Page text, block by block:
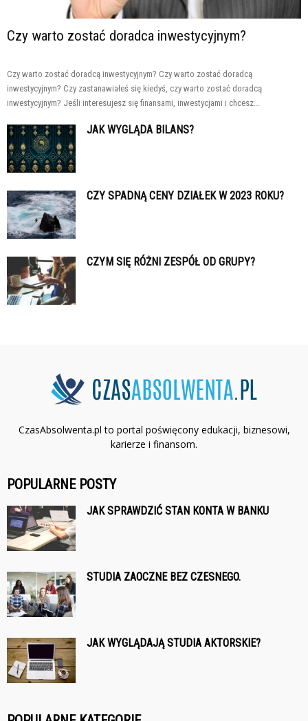
Czy warto zostać doradca inwestycyjnym?
Czy warto zostać doradcą inwestycyjnym? Czy warto zostać doradcą
inwestycyjnym? Czy zastanawiałeś się kiedyś, czy warto zostać doradcą
inwestycyjnym? Jeśli interesujesz się finansami, inwestycjami i chcesz...
JAK WYGLĄDA BILANS?
CZY SPADNĄ CENY DZIAŁEK W 2023 ROKU?
CZYM SIĘ RÓŻNI ZESPÓŁ OD GRUPY?
CzasAbsolwenta.pl to portal poświęcony edukacji, biznesowi,
karierze i finansom.
POPULARNE POSTY
JAK SPRAWDZIĆ STAN KONTA W BANKU
STUDIA ZAOCZNE BEZ CZESNEGO.
JAK WYGLĄDAJĄ STUDIA AKTORSKIE?